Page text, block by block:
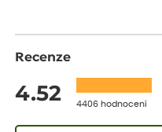
Recenze
4.52 4406 hodnocení